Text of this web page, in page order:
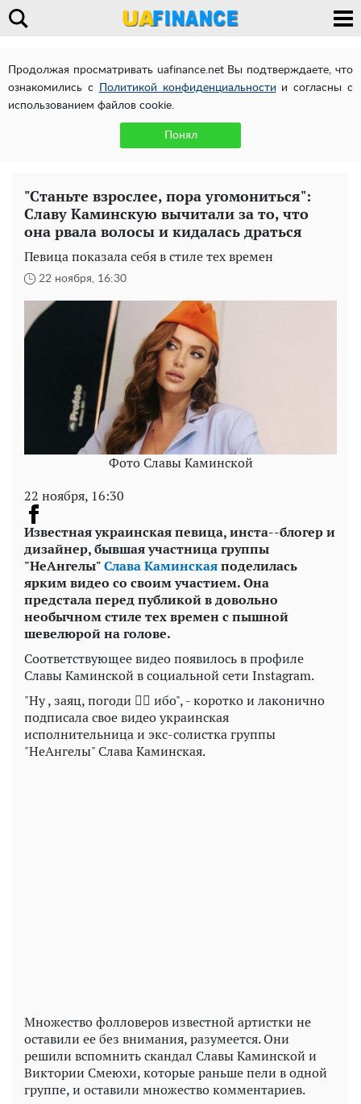
Продолжая просматривать uafinance.net Вы подтверждаете, что
ознакомились с
Политикой конфиденциальности и согласны с
использованием файлов cookie.
Понял
"Станьте взрослее, пора угомониться":
Славу Каминскую вычитали за то, что
она рвала волосы и кидалась драться
Певица показала себя в стиле тех времен
22 ноября, 16:30
Фото Славы Каминской
22 ноября, 16:30
Известная украинская певица, инста--блогер и
дизайнер, бывшая участница группы
"НеАнгелы"Слава Каминскаяподелилась
ярким видео со своим участием. Она
предстала перед публикой в довольно
необычном стиле тех времен с пышной
шевелюрой на голове.
Соответствующее видео появилось в профиле
Славы Каминской в социальной сети Instagram.
"Ну , заяц, погоди ☝🏼 ибо", - коротко и лаконично
подписала свое видео украинская
исполнительница и экс-солистка группы
"НеАнгелы" Слава Каминская.
Множество фолловеров известной артистки не
оставили ее без внимания, разумеется. Они
решили вспомнить скандал Славы Каминской и
Виктории Смеюхи, которые раньше пели в одной
группе, и оставили множество комментариев.